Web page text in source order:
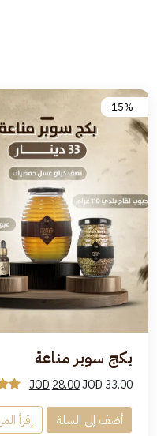
-15%
بكج سوبر مناعة
JOD33.00
JOD 28.00
أضف إلى السلة إقرأ